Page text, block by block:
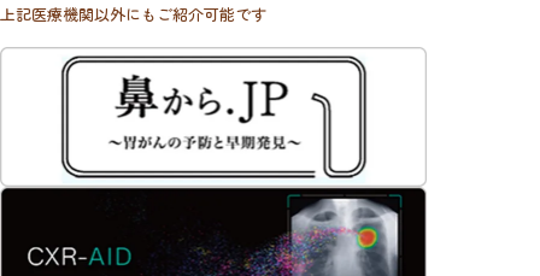
上記医療機関以外にもご紹介可能です